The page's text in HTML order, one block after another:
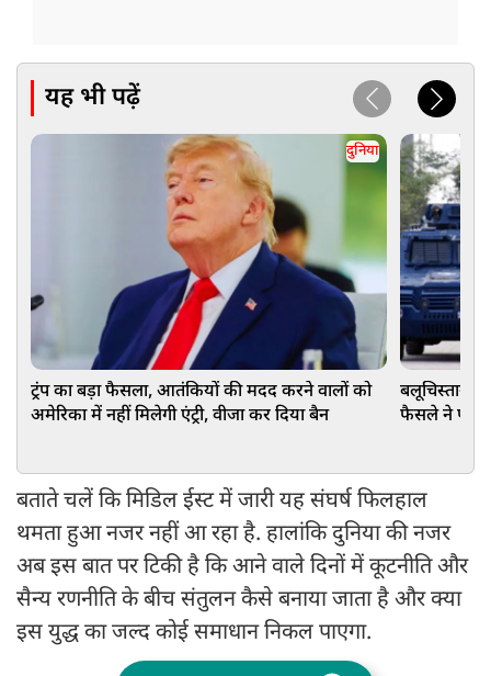
यह भी पढ़ें
दुनिया
ट्रंप का बड़ा फैसला, आतंकियों की मदद करने वालों को
अमेरिका में नहीं मिलेगी एंट्री, वीजा कर दिया बैन
बलूचिस्तान
फैसले ने पलट
बताते चलें कि मिडिल ईस्ट में जारी यह संघर्ष फिलहाल
थमता हुआ नजर नहीं आ रहा है. हालांकि दुनिया की नजर
अब इस बात पर टिकी है कि आने वाले दिनों में कूटनीति और
सैन्य रणनीति के बीच संतुलन कैसे बनाया जाता है और क्या
इस युद्ध का जल्द कोई समाधान निकल पाएगा.